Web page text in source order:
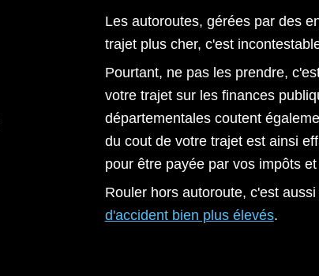
Les autoroutes, gérées par des
trajet plus cher, c'est
Pourtant, ne pas les prendre,
votre trajet sur les finances
départementales coutent
du cout de votre trajet est ainsi
pour être payée par vos impôts
Rouler hors autoroute, c'est
d'accident bien plus élevés.